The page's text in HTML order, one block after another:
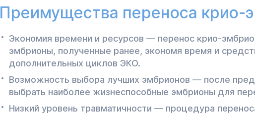
Преимущества переноса крио-
Экономия времени и ресурсов — перенос крио-
эмбрионы, полученные ранее, экономя время и
дополнительных циклов ЭКО.
Возможность выбора лучших эмбрионов — после
выбрать наиболее жизнеспособные эмбрионы для
Низкий уровень травматичности — процедура